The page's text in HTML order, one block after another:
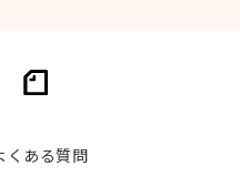
くある質問